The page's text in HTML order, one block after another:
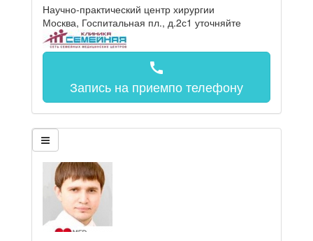
Научно-практический центр хирургии
Москва, Госпитальная пл., д.2с1 уточняйте
call
Запись на приемпо телефону